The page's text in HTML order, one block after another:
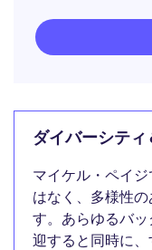
ダイバーシテ
マイケル・ペイ
はなく、多様性
す。あらゆるバ
迎すると同時に